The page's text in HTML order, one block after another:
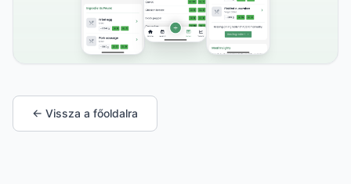
← Vissza a főoldalra